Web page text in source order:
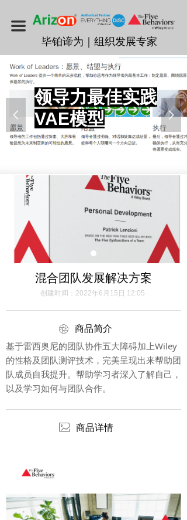
领导力最佳实践
VAE模型
执行力4C原则
넳 넲
毕铂谛为｜组织发展专家
끀
Everything DiSC测评与培训
The Five Behaviors团队发展方案
组织发展解决方案
联系我们
混合团队发展解决方案
商品简介
创建时间： 2022年6月15日 12:05
基于雷西奥尼的团队协作五大障碍加上Wiley
的性格及团队测评技术，完美呈现出来帮助团
队成员自我提升。帮助学习者深入了解自己，
以及学习如何与团队合作。
商品详情
ꁵ
ꂈ